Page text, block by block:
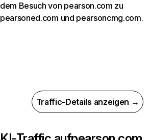
dem Besuch von pearson.com zu
pearsoned.com und pearsoncmg.com.
Traffic-Details anzeigen →